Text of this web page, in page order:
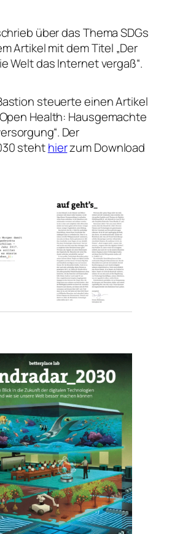
über das Thema SDGs
Artikel mit dem Titel „Der
Welt das Internet vergaß“.
steuerte einen Artikel
Health: Hausgemachte
Der
stehthierzum Download